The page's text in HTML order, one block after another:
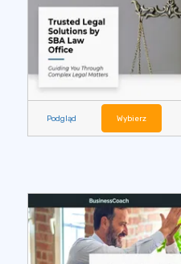
Podgląd Wybierz